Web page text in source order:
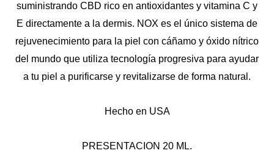
suministrando CBD rico en antioxidantes y vitamina C y
E directamente a la dermis. NOX es el único sistema de
rejuvenecimiento para la piel con cáñamo y óxido nítrico
del mundo que utiliza tecnología progresiva para ayudar
a tu piel a purificarse y revitalizarse de forma natural.
Hecho en USA
PRESENTACION 20 ML.